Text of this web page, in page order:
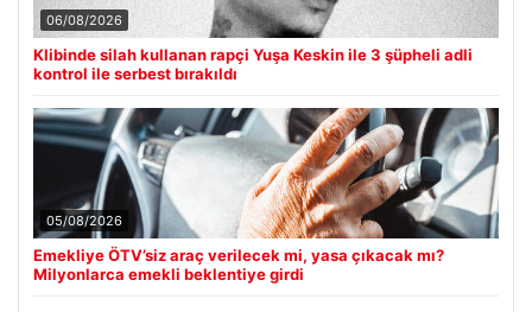
06/08/2026
Klibinde silah kullanan rapçi Yuşa Keskin ile 3 şüpheli adli
kontrol ile serbest bırakıldı
05/08/2026
Emekliye ÖTV’siz araç verilecek mi, yasa çıkacak mı?
Milyonlarca emekli beklentiye girdi